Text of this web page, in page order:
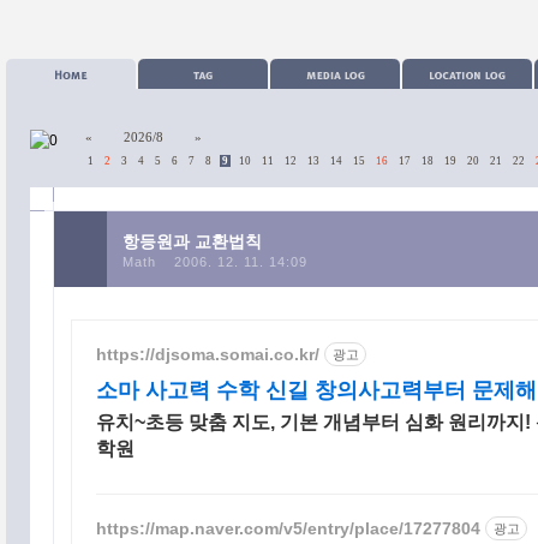
« 2026/8 »
1 2 3 4 5 6 7 8 9 10 11 12 13 14 15 16 17 18 19 20 21 22
항등원과 교환법칙
Math 2006. 12. 11. 14:09
https://djsoma.somai.co.kr/ 광고
소마 사고력 수학 신길 창의사고력부터 문제
유치~초등 맞춤 지도, 기본 개념부터 심화 원리까지
학원
https://map.naver.com/v5/entry/place/17277804 광고